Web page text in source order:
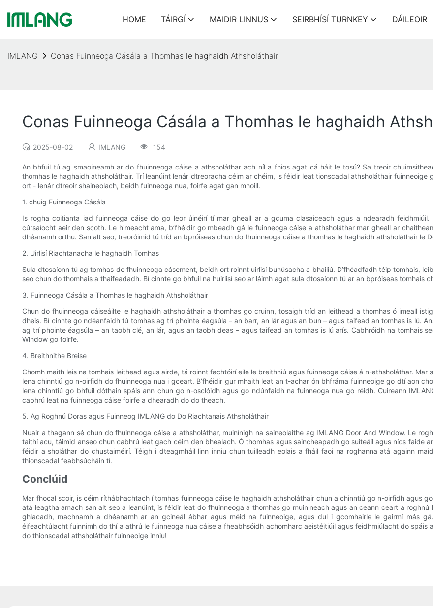
HOME TÁIRGÍ MAIDIR LINNUS SEIRBHÍSÍ TURNKEY DÁILEOIR
IMLANG Conas Fuinneoga Cásála a Thomhas le haghaidh Athsholáthair
Conas Fuinneoga Cásála a Thomhas le haghaidh
2025-08-02 IMLANG 154
An bhfuil tú ag smaoineamh ar do fhuinneoga cáise a athsholáthar ach níl a fhios agat cá háit le tosú? Sa treoir
thomhas le haghaidh athsholáthair. Trí leanúint lenár dtreoracha céim ar chéim, is féidir leat tionscadal athsholáthair
ort - lenár dtreoir shaineolach, beidh fuinneoga nua, foirfe agat gan mhoill.
1. chuig Fuinneoga Cásála
Is rogha coitianta iad fuinneoga cáise do go leor úinéirí tí mar gheall ar a gcuma clasaiceach agus a ndearadh
cúrsaíocht aeir den scoth. Le himeacht ama, b’fhéidir go mbeadh gá le fuinneoga cáise a athsholáthar mar gheall ar
dhéanamh orthu. San alt seo, treoróimid tú tríd an bpróiseas chun do fhuinneoga cáise a thomhas le haghaidh athsholáthair le
2. Uirlisí Riachtanacha le haghaidh Tomhas
Sula dtosaíonn tú ag tomhas do fhuinneoga cásement, beidh ort roinnt uirlisí bunúsacha a bhailiú. D’fhéadfadh téip tomhais,
seo chun do thomhais a thaifeadadh. Bí cinnte go bhfuil na huirlisí seo ar láimh agat sula dtosaíonn tú ar an bpróiseas tomhais
3. Fuinneoga Cásála a Thomhas le haghaidh Athsholáthair
Chun do fhuinneoga cáiseáilte le haghaidh athsholáthair a thomhas go cruinn, tosaigh tríd an leithead a thomhas ó imeall
dheis. Bí cinnte go ndéanfaidh tú tomhas ag trí phointe éagsúla – an barr, an lár agus an bun – agus taifead an tomhas is lú.
ag trí phointe éagsúla – an taobh clé, an lár, agus an taobh deas – agus taifead an tomhas is lú arís. Cabhróidh na tomhais
Window go foirfe.
4. Breithnithe Breise
Chomh maith leis na tomhais leithead agus airde, tá roinnt fachtóirí eile le breithniú agus fuinneoga cáise á n-athsholáthar.
lena chinntiú go n-oirfidh do fhuinneoga nua i gceart. B’fhéidir gur mhaith leat an t-achar ón bhfráma fuinneoige go dtí aon
lena chinntiú go bhfuil dóthain spáis ann chun go n-osclóidh agus go ndúnfaidh na fuinneoga nua go réidh. Cuireann
cabhrú leat na fuinneoga cáise foirfe a dhearadh do do theach.
5. Ag Roghnú Doras agus Fuinneog IMLANG do Do Riachtanais Athsholáthair
Nuair a thagann sé chun do fhuinneoga cáise a athsholáthar, muinínigh na saineolaithe ag IMLANG Door And Window. Le
taithí acu, táimid anseo chun cabhrú leat gach céim den bhealach. Ó thomhas agus saincheapadh go suiteáil agus níos faide
féidir a sholáthar do chustaiméirí. Téigh i dteagmháil linn inniu chun tuilleadh eolais a fháil faoi na roghanna atá againn
thionscadal feabhsúcháin tí.
Conclúid
Mar fhocal scoir, is céim ríthábhachtach í tomhas fuinneoga cáise le haghaidh athsholáthair chun a chinntiú go n-oirfidh agus
atá leagtha amach san alt seo a leanúint, is féidir leat do fhuinneoga a thomhas go muiníneach agus an ceann ceart a
ghlacadh, machnamh a dhéanamh ar an gcineál ábhar agus méid na fuinneoige, agus dul i gcomhairle le gairmí más
éifeachtúlacht fuinnimh do thí a athrú le fuinneoga nua cáise a fheabhsóidh achomharc aeistéitiúil agus feidhmiúlacht do
do thionscadal athsholáthair fuinneoige inniu!